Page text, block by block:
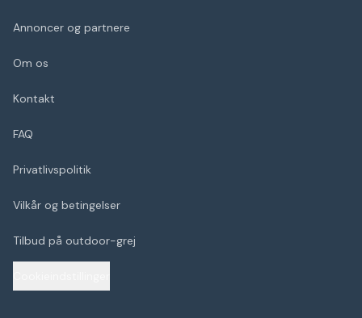
Annoncer og partnere
Om os
Kontakt
FAQ
Privatlivspolitik
Vilkår og betingelser
Tilbud på outdoor-grej